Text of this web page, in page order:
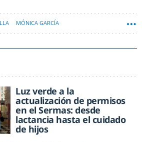
MÓNICA GARCÍA
Luz verde a la
actualización de permisos
en el Sermas: desde
lactancia hasta el cuidado
de hijos